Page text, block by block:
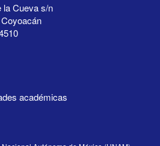
la Cueva s/n
académicas